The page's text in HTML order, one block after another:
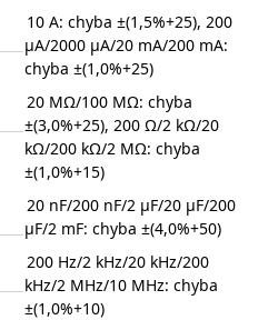
10 A: chyba ±(1,5%+25), 200
µA/2000 µA/20 mA/200 mA:
chyba ±(1,0%+25)
20 MΩ/100 MΩ: chyba
±(3,0%+25), 200 Ω/2 kΩ/20
kΩ/200 kΩ/2 MΩ: chyba
±(1,0%+15)
20 nF/200 nF/2 µF/20 µF/200
µF/2 mF: chyba ±(4,0%+50)
200 Hz/2 kHz/20 kHz/200
kHz/2 MHz/10 MHz: chyba
±(1,0%+10)